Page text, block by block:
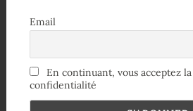
Email
En continuant, vous acceptez
confidentialité